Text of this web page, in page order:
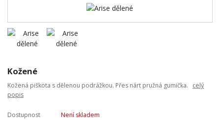
Kožené
Kožená piškota s dělenou podrážkou. Přes nárt pružná gumička. celý
popis
Dostupnost
Není skladem